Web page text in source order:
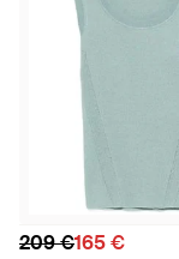
209 €165 €